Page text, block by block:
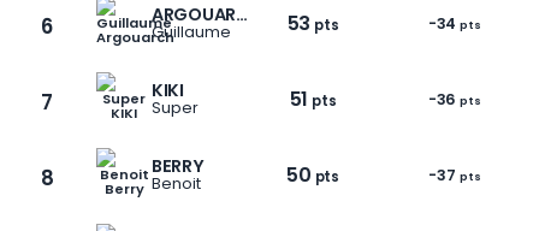
6 ARGOUARCH
Guillaume 53 pts -34 pts
7 KIKI
Super 51 pts -36 pts
8 BERRY
Benoit 50 pts -37 pts